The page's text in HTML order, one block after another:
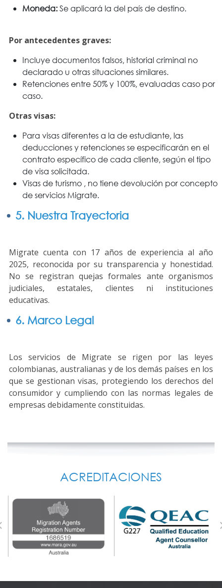
Moneda:Se aplicará la del país de destino.
Por antecedentes graves:
Incluye documentos falsos, historial criminal no
declarado u otras situaciones similares.
Retenciones entre 50% y 100%, evaluadas caso por
caso.
Otras visas:
Para visas diferentes a la de estudiante, las
deducciones y retenciones se especificarán en el
contrato específico de cada cliente, según el tipo
de visa solicitada.
Visas de turismo , no tiene devolución por concepto
de servicios Migrate.
5. Nuestra Trayectoria
Migrate cuenta con 17 años de experiencia al año
2025, reconocida por su transparencia y honestidad.
No se registran quejas formales ante organismos
judiciales, estatales, clientes ni instituciones
educativas.
6. Marco Legal
Los servicios de Migrate se rigen por las leyes
colombianas, australianas y de los demás países en los
que se gestionan visas, protegiendo los derechos del
consumidor y cumpliendo con las normas legales de
empresas debidamente constituidas.
ACREDITACIONES